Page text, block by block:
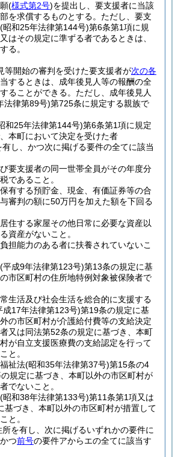
(様式第2号)を提出し、要支援者に当該
を求償するものとする。 ただし、要支
(昭和25年法律第144号)第6条第1項に規
はその規定に準ずる者であるときは、
る。
等開始の審判を受けた要支援者が次の各
するときは、成年後見人等の報酬の全
ることができる。 ただし、成年後見人
法律第89号)第725条に規定する親族で
和25年法律第144号)第6条第1項に規定
本町において決定を受けた者
し、かつ次に掲げる要件の全てに該当
要支援者の同一世帯全員がその年度分
であること。
有する預貯金、現金、有価証券等の合
審判の額に50万円を加えた額を下回る
住する家屋その他日常に必要な資産以
資産がないこと。
担能力のある者に扶養されていないこ
(平成9年法律第123号)第13条の規定に基
市区町村の住所地特例対象被保険者で
生活及び社会生活を総合的に支援する
成17年法律第123号)第19条の規定に基
の市区町村が介護給付費等の支給決定
又は同法第52条の規定に基づき、本町
が自立支援医療費の支給認定を行って
と。
祉法(昭和35年法律第37号)第15条の4
規定に基づき、本町以外の市区町村が
でないこと。
(昭和38年法律第133号)第11条第1項又は
基づき、本町以外の市区町村が措置して
と。
を有し、次に掲げるいずれかの要件に
つ前号の要件アからエの全てに該当す